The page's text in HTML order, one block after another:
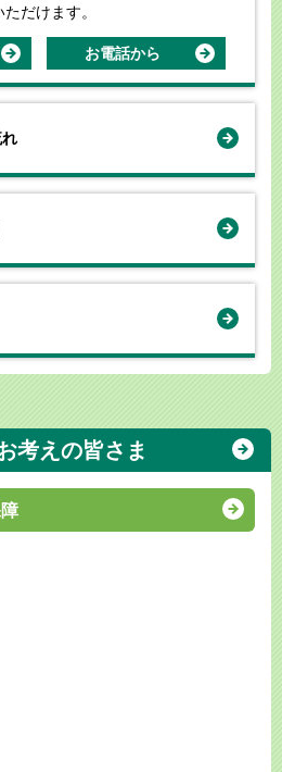
だけます。
お電話から
考えの皆さま